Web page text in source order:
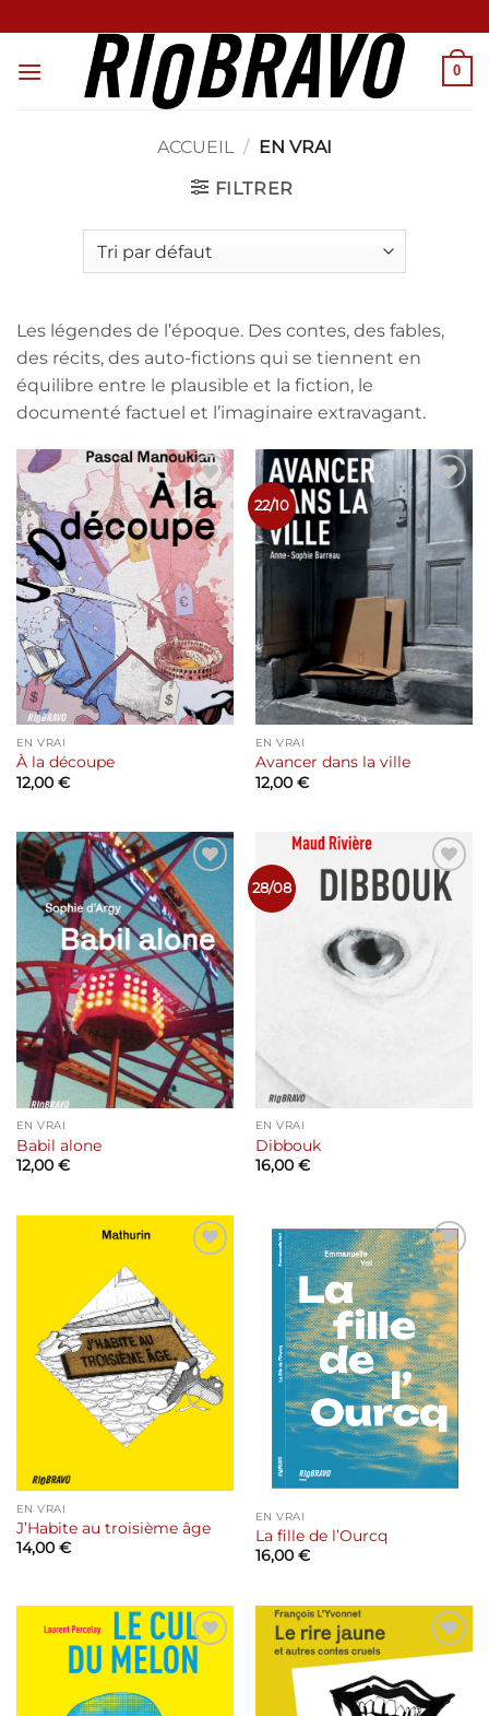
au
contenu
0
ACCUEIL / EN VRAI
FILTRER
Les légendes de l’époque. Des contes, des fables,
des récits, des auto-fictions qui se tiennent en
équilibre entre le plausible et la fiction, le
documenté factuel et l’imaginaire extravagant.
Ajouter
à la liste
de
souhaits
EN VRAI
À la découpe
12,00 €
22/10
Ajouter
à la liste
souhaits
EN VRAI
Avancer dans la ville
12,00 €
Ajouter
à la liste
de
souhaits
EN VRAI
Babil alone
12,00 €
28/08
Ajouter
à la liste
EN VRAI
Dibbouk
16,00 €
souhaits
EN VRAI
J’Habite au troisième âge
14,00 €
Ajouter
à la liste
de
souhaits
EN VRAI
La fille de l’Ourcq
16,00 €
Ajouter
à la liste
Ajouter
à la liste
de
souhaits